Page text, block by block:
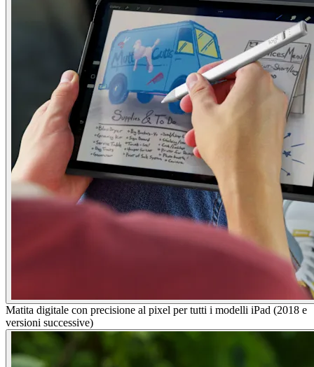
Matita digitale con precisione al pixel per tutti i modelli iPad (2018 e
versioni successive)